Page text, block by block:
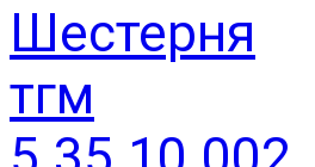
Шестерня
тгм